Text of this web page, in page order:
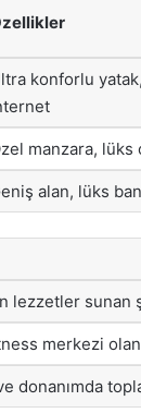
konforlu yatak,
manzara, lüks
alan, lüks
lezzetler sunan
merkezi
donanımda